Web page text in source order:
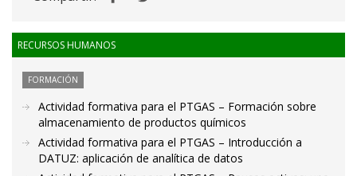
RECURSOS HUMANOS
FORMACIÓN
Actividad formativa para el PTGAS – Formación sobre
almacenamiento de productos químicos
Actividad formativa para el PTGAS – Introducción a
DATUZ: aplicación de analítica de datos